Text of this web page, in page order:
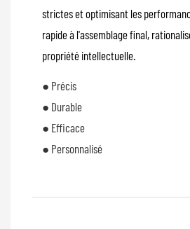
strictes et optimisant les
rapide à l'assemblage final,
propriété intellectuelle.
● Précis
● Durable
● Efficace
● Personnalisé